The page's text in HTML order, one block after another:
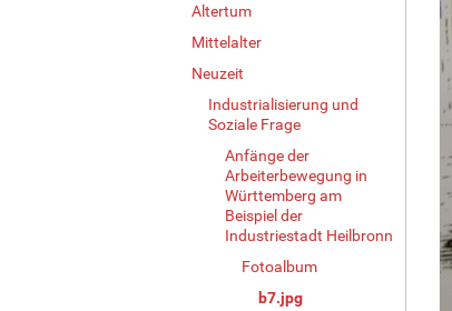
Altertum
Mittelalter
Neuzeit
Industrialisierung und
Soziale Frage
Anfänge der
Arbeiterbewegung in
Württemberg am
Beispiel der
Industriestadt Heilbronn
Fotoalbum
b7.jpg